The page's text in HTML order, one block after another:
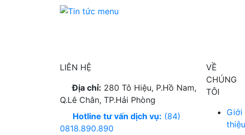
LIÊN HỆ
Địa chỉ: 280 Tô Hiệu, P.Hồ Nam,
Q.Lê Chân, TP.Hải Phòng
Hotline tư vấn dịch vụ: (84)
0818.890.890
VỀ
CHÚNG
TÔI
Giới
thiệu